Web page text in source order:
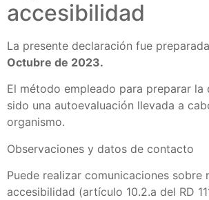
accesibilidad
La presente declaración fue
Octubre de 2023.
El método empleado para preparar la
sido una autoevaluación llevada a
organismo.
Observaciones y datos de contacto
Puede realizar comunicaciones sobre
accesibilidad (artículo 10.2.a del RD